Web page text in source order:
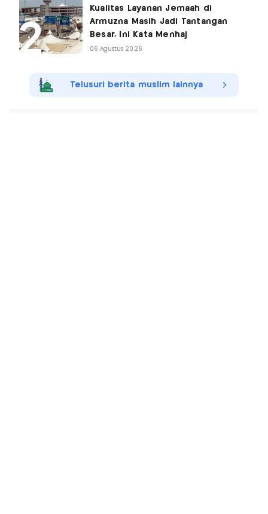
Kualitas Layanan Jemaah di
Armuzna Masih Jadi Tantangan
Besar, Ini Kata Menhaj
06 Agustus 2026
Telusuri berita muslim lainnya